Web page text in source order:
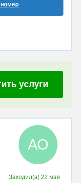
номер
услуги
АО
Заходил(а)22 мая